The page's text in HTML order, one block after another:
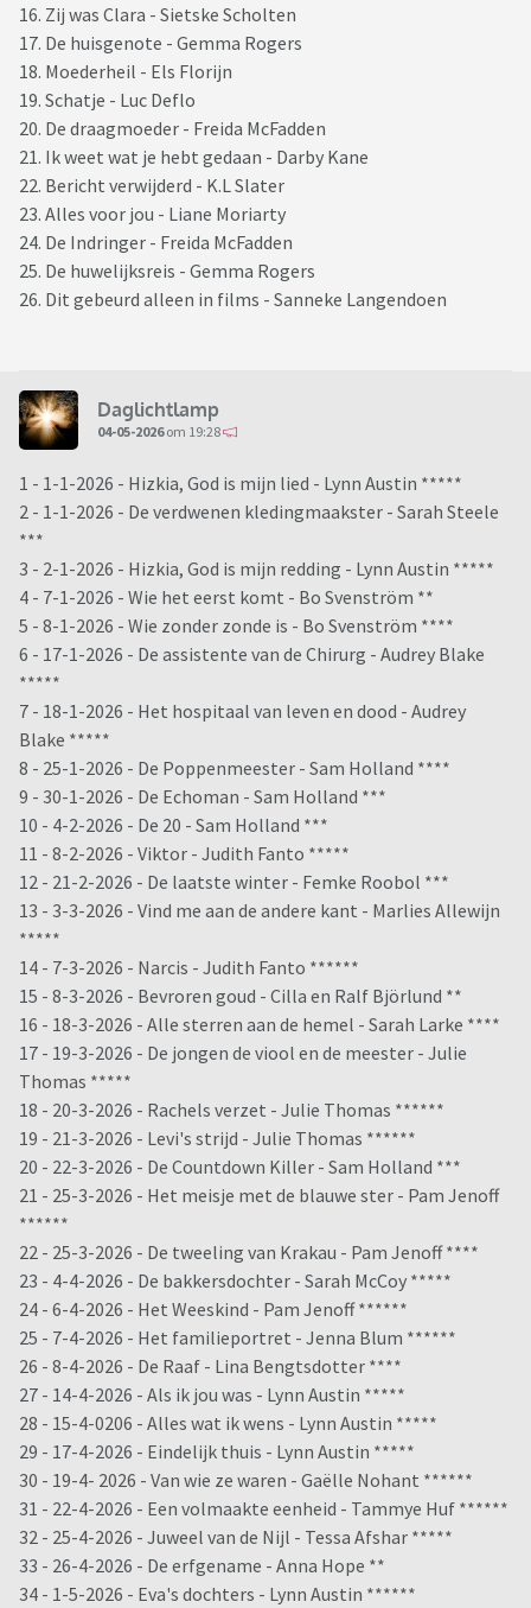
16. Zij was Clara - Sietske Scholten
17. De huisgenote - Gemma Rogers
18. Moederheil - Els Florijn
19. Schatje - Luc Deflo
20. De draagmoeder - Freida McFadden
21. Ik weet wat je hebt gedaan - Darby Kane
22. Bericht verwijderd - K.L Slater
23. Alles voor jou - Liane Moriarty
24. De Indringer - Freida McFadden
25. De huwelijksreis - Gemma Rogers
26. Dit gebeurd alleen in films - Sanneke Langendoen
Daglichtlamp
04-05-2026om 19:28
1 - 1-1-2026 - Hizkia, God is mijn lied - Lynn Austin *****
2 - 1-1-2026 - De verdwenen kledingmaakster - Sarah Steele
***
3 - 2-1-2026 - Hizkia, God is mijn redding - Lynn Austin *****
4 - 7-1-2026 - Wie het eerst komt - Bo Svenström **
5 - 8-1-2026 - Wie zonder zonde is - Bo Svenström ****
6 - 17-1-2026 - De assistente van de Chirurg - Audrey Blake
*****
7 - 18-1-2026 - Het hospitaal van leven en dood - Audrey
Blake *****
8 - 25-1-2026 - De Poppenmeester - Sam Holland ****
9 - 30-1-2026 - De Echoman - Sam Holland ***
10 - 4-2-2026 - De 20 - Sam Holland ***
11 - 8-2-2026 - Viktor - Judith Fanto *****
12 - 21-2-2026 - De laatste winter - Femke Roobol ***
13 - 3-3-2026 - Vind me aan de andere kant - Marlies Allewijn
*****
14 - 7-3-2026 - Narcis - Judith Fanto ******
15 - 8-3-2026 - Bevroren goud - Cilla en Ralf Björlund **
16 - 18-3-2026 - Alle sterren aan de hemel - Sarah Larke ****
17 - 19-3-2026 - De jongen de viool en de meester - Julie
Thomas *****
18 - 20-3-2026 - Rachels verzet - Julie Thomas ******
19 - 21-3-2026 - Levi's strijd - Julie Thomas ******
20 - 22-3-2026 - De Countdown Killer - Sam Holland ***
21 - 25-3-2026 - Het meisje met de blauwe ster - Pam Jenoff
******
22 - 25-3-2026 - De tweeling van Krakau - Pam Jenoff ****
23 - 4-4-2026 - De bakkersdochter - Sarah McCoy *****
24 - 6-4-2026 - Het Weeskind - Pam Jenoff ******
25 - 7-4-2026 - Het familieportret - Jenna Blum ******
26 - 8-4-2026 - De Raaf - Lina Bengtsdotter ****
27 - 14-4-2026 - Als ik jou was - Lynn Austin *****
28 - 15-4-0206 - Alles wat ik wens - Lynn Austin *****
29 - 17-4-2026 - Eindelijk thuis - Lynn Austin *****
30 - 19-4- 2026 - Van wie ze waren - Gaëlle Nohant ******
31 - 22-4-2026 - Een volmaakte eenheid - Tammye Huf ******
32 - 25-4-2026 - Juweel van de Nijl - Tessa Afshar *****
33 - 26-4-2026 - De erfgename - Anna Hope **
34 - 1-5-2026 - Eva's dochters - Lynn Austin ******